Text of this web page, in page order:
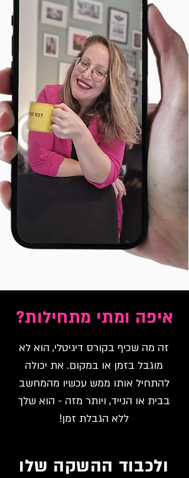
איפה ומתי מתחילות?
זה מה שכיף בקורס דיגיטלי, הוא לא
מוגבל בזמן או במקום. את יכולה
להתחיל אותו ממש עכשיו מהמחשב
בבית או הנייד, ויותר מזה - הוא שלך
ללא הגבלת זמן!
ולכבוד ההשקה שלו